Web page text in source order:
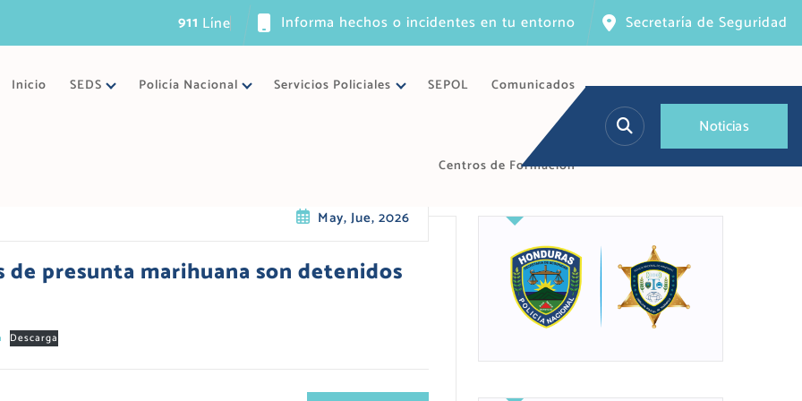
Líne aún Informa hechos o incidentes en tu entorno Secretaría de Seguridad
Inicio SEDS Policía Nacional Servicios Policiales SEPOL Comunicados
Centros de Formación
Noticias
May, Jue, 2026
presunta marihuana son detenidos
Descarga